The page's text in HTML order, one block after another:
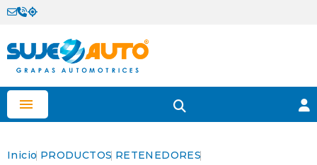

Inicio PRODUCTOS RETENEDORES